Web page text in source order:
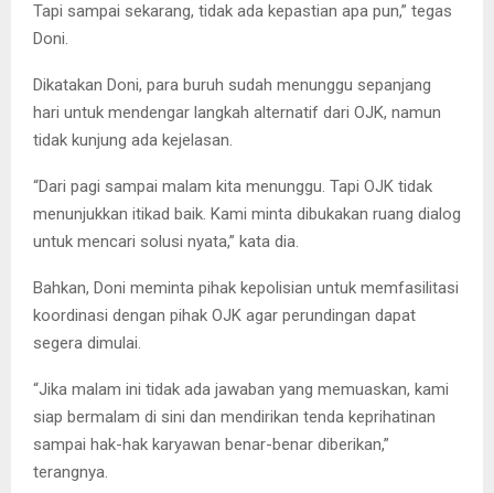
Tapi sampai sekarang, tidak ada kepastian apa pun,” tegas
Doni.
Dikatakan Doni, para buruh sudah menunggu sepanjang
hari untuk mendengar langkah alternatif dari OJK, namun
tidak kunjung ada kejelasan.
“Dari pagi sampai malam kita menunggu. Tapi OJK tidak
menunjukkan itikad baik. Kami minta dibukakan ruang dialog
untuk mencari solusi nyata,” kata dia.
Bahkan, Doni meminta pihak kepolisian untuk memfasilitasi
koordinasi dengan pihak OJK agar perundingan dapat
segera dimulai.
“Jika malam ini tidak ada jawaban yang memuaskan, kami
siap bermalam di sini dan mendirikan tenda keprihatinan
sampai hak-hak karyawan benar-benar diberikan,”
terangnya.